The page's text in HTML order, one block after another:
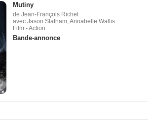
Mutiny
de Jean-François Richet
avec Jason Statham, Annabelle Wallis
Film - Action
Bande-annonce